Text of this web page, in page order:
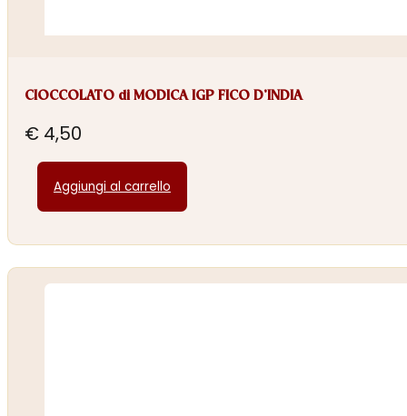
CIOCCOLATO di MODICA IGP FICO D’INDIA
€ 4,50
Aggiungi al carrello